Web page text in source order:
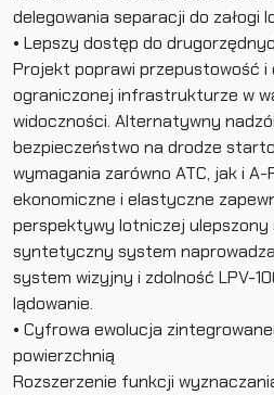
delegowania separacji do załogi
• Lepszy dostęp do
Projekt poprawi przepustowość
ograniczonej infrastrukturze w
widoczności. Alternatywny
bezpieczeństwo na drodze
wymagania zarówno ATC, jak i A-
ekonomiczne i elastyczne
perspektywy lotniczej
syntetyczny system
system wizyjny i zdolność LPV-
lądowanie.
• Cyfrowa ewolucja
powierzchnią
Rozszerzenie funkcji